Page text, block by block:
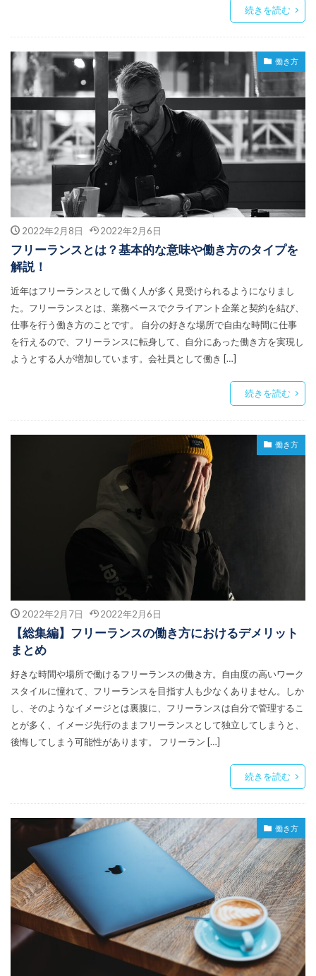
続きを読む
働き方
2022年2月8日 2022年2月6日
フリーランスとは？基本的な意味や働き方のタイプを
解説！
近年はフリーランスとして働く人が多く見受けられるようになりまし
た。フリーランスとは、業務ベースでクライアント企業と契約を結び、
仕事を行う働き方のことです。 自分の好きな場所で自由な時間に仕事
を行えるので、フリーランスに転身して、自分にあった働き方を実現し
ようとする人が増加しています。会社員として働き […]
続きを読む
働き方
2022年2月7日 2022年2月6日
【総集編】フリーランスの働き方におけるデメリット
まとめ
好きな時間や場所で働けるフリーランスの働き方。自由度の高いワーク
スタイルに憧れて、フリーランスを目指す人も少なくありません。しか
し、そのようなイメージとは裏腹に、フリーランスは自分で管理するこ
とが多く、イメージ先行のままフリーランスとして独立してしまうと、
後悔してしまう可能性があります。 フリーラン […]
続きを読む
働き方